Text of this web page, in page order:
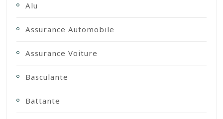
Alu
Assurance Automobile
Assurance Voiture
Basculante
Battante